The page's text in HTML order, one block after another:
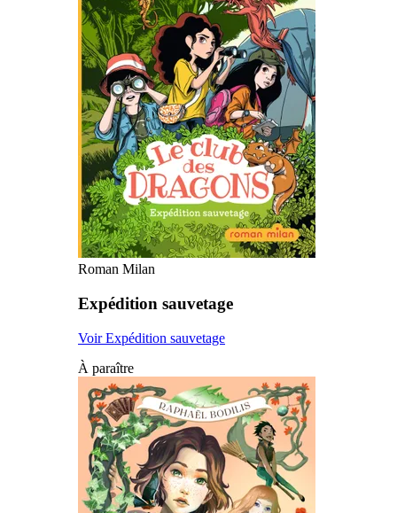
Roman Milan
Expédition sauvetage
Voir Expédition sauvetage
À paraître